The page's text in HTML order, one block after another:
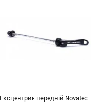
Ексцентрик передній Novatec